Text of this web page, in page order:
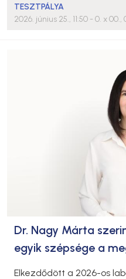
TESZTPÁLYA
2026. június 25., 11:50 - 0. x 00.,
Dr. Nagy Márta
egyik szépsége a
Elkezdődött a 2026-os